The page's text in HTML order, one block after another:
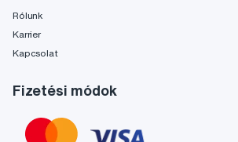
Rólunk
Karrier
Kapcsolat
Fizetési módok